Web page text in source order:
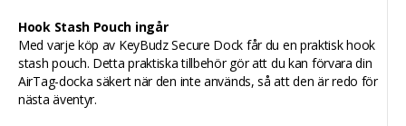
Hook Stash Pouch ingår
Med varje köp av KeyBudz Secure Dock får du en praktisk hook
stash pouch. Detta praktiska tillbehör gör att du kan förvara din
AirTag-docka säkert när den inte används, så att den är redo för
nästa äventyr.